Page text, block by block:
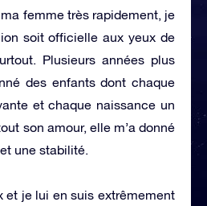
femme très rapidement, je
soit officielle aux yeux de
Plusieurs années plus
des enfants dont chaque
et chaque naissance un
son amour, elle m’a donné
une stabilité.
et je lui en suis extrêmement